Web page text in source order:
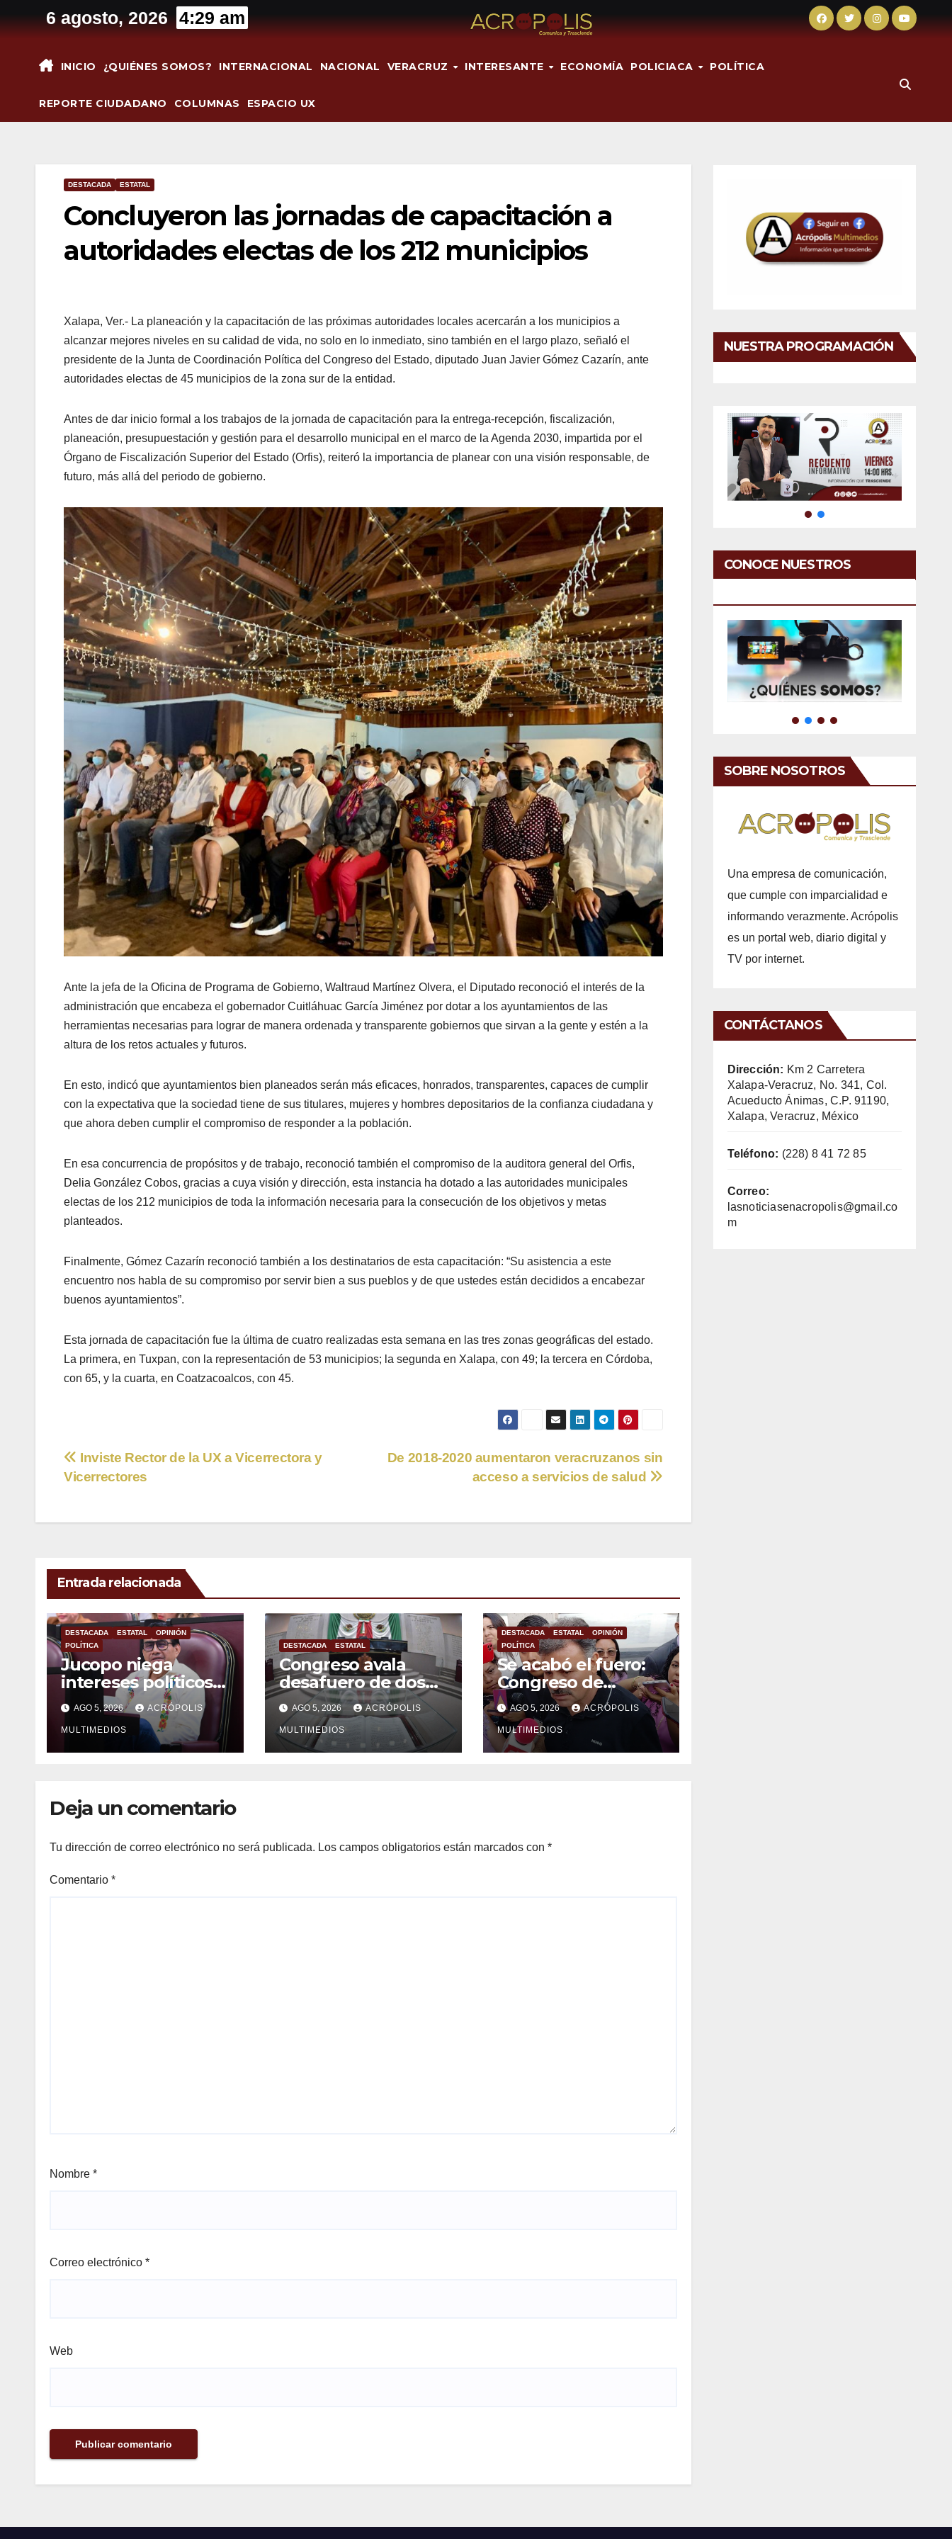
al
6 agosto, 2026 4:29 am
INICIO ¿QUIÉNES SOMOS? INTERNACIONAL NACIONAL VERACRUZ INTERESANTE ECONOMÍA POLICIACA POLÍTICA
REPORTE CIUDADANO COLUMNAS ESPACIO UX
DESTACADA ESTATAL
Concluyeron las jornadas de capacitación a
autoridades electas de los 212 municipios
Xalapa, Ver.- La planeación y la capacitación de las próximas autoridades locales acercarán a los municipios a
alcanzar mejores niveles en su calidad de vida, no solo en lo inmediato, sino también en el largo plazo, señaló el
presidente de la Junta de Coordinación Política del Congreso del Estado, diputado Juan Javier Gómez Cazarín, ante
autoridades electas de 45 municipios de la zona sur de la entidad.
Antes de dar inicio formal a los trabajos de la jornada de capacitación para la entrega-recepción, fiscalización,
planeación, presupuestación y gestión para el desarrollo municipal en el marco de la Agenda 2030, impartida por el
Órgano de Fiscalización Superior del Estado (Orfis), reiteró la importancia de planear con una visión responsable, de
futuro, más allá del periodo de gobierno.
Ante la jefa de la Oficina de Programa de Gobierno, Waltraud Martínez Olvera, el Diputado reconoció el interés de la
administración que encabeza el gobernador Cuitláhuac García Jiménez por dotar a los ayuntamientos de las
herramientas necesarias para lograr de manera ordenada y transparente gobiernos que sirvan a la gente y estén a la
altura de los retos actuales y futuros.
En esto, indicó que ayuntamientos bien planeados serán más eficaces, honrados, transparentes, capaces de cumplir
con la expectativa que la sociedad tiene de sus titulares, mujeres y hombres depositarios de la confianza ciudadana y
que ahora deben cumplir el compromiso de responder a la población.
En esa concurrencia de propósitos y de trabajo, reconoció también el compromiso de la auditora general del Orfis,
Delia González Cobos, gracias a cuya visión y dirección, esta instancia ha dotado a las autoridades municipales
electas de los 212 municipios de toda la información necesaria para la consecución de los objetivos y metas
planteados.
Finalmente, Gómez Cazarín reconoció también a los destinatarios de esta capacitación: “Su asistencia a este
encuentro nos habla de su compromiso por servir bien a sus pueblos y de que ustedes están decididos a encabezar
buenos ayuntamientos”.
Esta jornada de capacitación fue la última de cuatro realizadas esta semana en las tres zonas geográficas del estado.
La primera, en Tuxpan, con la representación de 53 municipios; la segunda en Xalapa, con 49; la tercera en Córdoba,
con 65, y la cuarta, en Coatzacoalcos, con 45.
Navegación
entradas
De 2018-2020 aumentaron veracruzanos sin
acceso a servicios de salud
Inviste Rector de la UX a Vicerrectora y
Vicerrectores
Entrada relacionada
DESTACADA ESTATAL
OPINIÓN
POLÍTICA
Jucopo niega
intereses políticos
con el desafuero de
alcaldes
AGO 5, 2026 ACRÓPOLIS
MULTIMEDIOS
DESTACADA ESTATAL
Congreso avala
desafuero de dos
alcaldes
veracruzanos
AGO 5, 2026 ACRÓPOLIS
MULTIMEDIOS
DESTACADA ESTATAL
OPINIÓN
POLÍTICA
Se acabó el fuero:
Congreso de
Veracruz abre la
puerta a proceso
penal contra
alcalde de Úrsulo
AGO 5, 2026 ACRÓPOLIS
MULTIMEDIOS
Deja un comentario
Tu dirección de correo electrónico no será publicada. Los campos obligatorios están marcados con *
Comentario *
Nombre *
Correo electrónico *
Web
NUESTRA PROGRAMACIÓN
CONOCE NUESTROS
SOBRE NOSOTROS
Una empresa de comunicación,
que cumple con imparcialidad e
informando verazmente. Acrópolis
es un portal web, diario digital y
TV por internet.
CONTÁCTANOS
Dirección: Km 2 Carretera
Xalapa-Veracruz, No. 341, Col.
Acueducto Ánimas, C.P. 91190,
Xalapa, Veracruz, México
Teléfono: (228) 8 41 72 85
Correo:
lasnoticiasenacropolis@gmail.co
m